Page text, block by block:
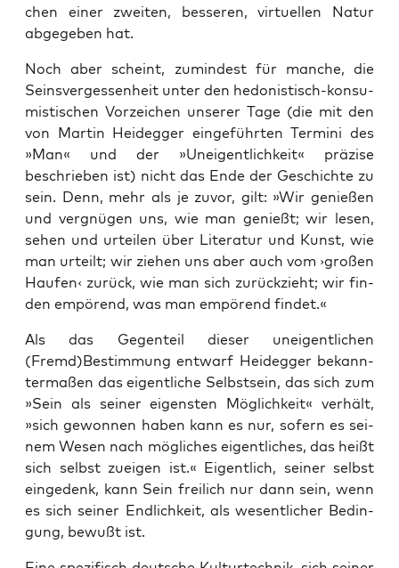
chen einer zwei­ten, bes­se­ren, vir­tu­el­len Natur
abge­ge­ben hat.
Noch aber scheint, zumin­dest für man­che, die
Seins­ver­ges­sen­heit unter den hedo­nis­tisch-kon­su­
mis­ti­schen Vor­zei­chen unse­rer Tage (die mit den
von Mar­tin Heid­eg­ger ein­ge­führ­ten Ter­mi­ni des
»Man« und der »Unei­gent­lich­keit« prä­zi­se
beschrie­ben ist) nicht das Ende der Geschich­te zu
sein. Denn, mehr als je zuvor, gilt: »Wir genie­ßen
und ver­gnü­gen uns, wie man genießt; wir lesen,
sehen und urtei­len über Lite­ra­tur und Kunst, wie
man urteilt; wir zie­hen uns aber auch vom ›gro­ßen
Hau­fen‹ zurück, wie man sich zurück­zieht; wir fin­
den empö­rend, was man empö­rend findet.«
Als das Gegen­teil die­ser unei­gent­li­chen
(Fremd)Bestimmung ent­warf Heid­eg­ger bekann­
ter­ma­ßen das eigent­li­che Selbst­sein, das sich zum
»Sein als sei­ner eigens­ten Mög­lich­keit« ver­hält,
»sich gewon­nen haben kann es nur, sofern es sei­
nem Wesen nach mög­li­ches eigent­li­ches, das heißt
sich selbst zuei­gen ist.« Eigent­lich, sei­ner selbst
ein­ge­denk, kann Sein frei­lich nur dann sein, wenn
es sich sei­ner End­lich­keit, als wesent­li­cher Bedin­
gung, bewußt ist.